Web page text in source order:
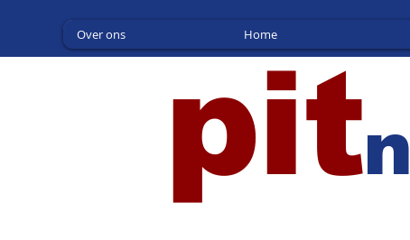
Over ons Home
pit